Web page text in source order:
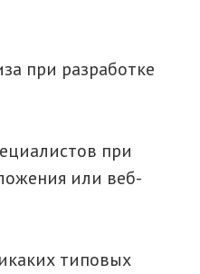
при разработке
при
или веб-
типовых